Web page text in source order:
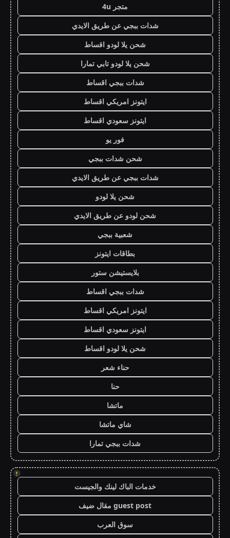
متجر 4u
شدات ببجي عن طريق الايدي
شحن يلا لودو اقساط
شحن يلا لودو تابي تمارا
شدات ببجي اقساط
ايتونز امريكي اقساط
ايتونز سعودي اقساط
فور يو
شحن شدات ببجي
شدات ببجي عن طريق الايدي
شحن يلا لودو
شحن لودو عن طريق الايدي
شعبية ببجي
بطاقات ايتونز
بلايستيشن ستور
شدات ببجي اقساط
ايتونز امريكي اقساط
ايتونز سعودي اقساط
شحن يلا لودو اقساط
حناء شعر
حنا
ماتشا
شاي ماتشا
شدات ببجي تمارا
!
خدمات الباك لينك والجيست
guest post مقال ضيف
سوق العرب